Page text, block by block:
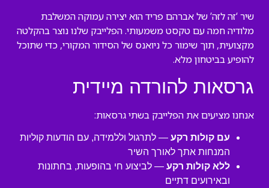
שיר ‘זה לזה’ של אברהם פריד הוא יצירה עמוקה המשלבת
מלודיה חמה עם טקסט משמעותי. הפלייבק שלנו נוצר בהקלטה
מקצועית, תוך שימור כל ניואנס של הסידור המקורי, כדי שתוכל
להופיע בביטחון מלא.
גרסאות להורדה מיידית
אנחנו מציעים את הפלייבק בשתי גרסאות:
עם קולות רקע — לתרגול וללמידה, עם הודעות קוליות
המנחות אתך לאורך השיר
ללא קולות רקע — לביצוע חי בהופעות, בחתונות
ובאירועים דתיים